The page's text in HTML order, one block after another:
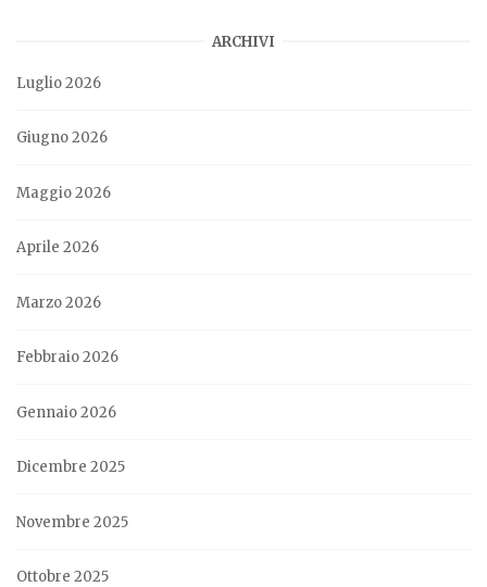
ARCHIVI
Luglio 2026
Giugno 2026
Maggio 2026
Aprile 2026
Marzo 2026
Febbraio 2026
Gennaio 2026
Dicembre 2025
Novembre 2025
Ottobre 2025